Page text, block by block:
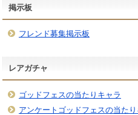
掲示板
フレンド募集掲示板
レアガチャ
ゴッドフェスの当たりキャラ
アンケートゴッドフェスの当たり